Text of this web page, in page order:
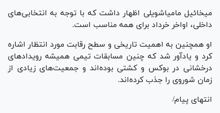
میخائیل مامیاشویلی اظهار داشت که با توجه به انتخابی‌های
داخلی، اواخر خرداد برای همه مناسب است.
او همچنین به اهمیت تاریخی و سطح رقابت مورد انتظار اشاره
کرد و یادآور شد که چنین مسابقات تیمی همیشه رویداد‌های
درخشانی در بوکس و کشتی بوده‌اند و جمعیت‌های زیادی از
زمان شوروی را جذب کرده‌اند.
انتهای پیام/